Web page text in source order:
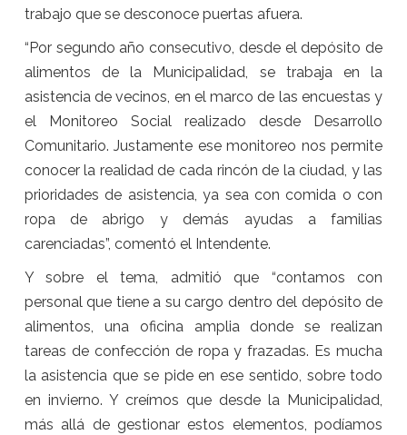
trabajo que se desconoce puertas afuera.
“Por segundo año consecutivo, desde el depósito de
alimentos de la Municipalidad, se trabaja en la
asistencia de vecinos, en el marco de las encuestas y
el Monitoreo Social realizado desde Desarrollo
Comunitario. Justamente ese monitoreo nos permite
conocer la realidad de cada rincón de la ciudad, y las
prioridades de asistencia, ya sea con comida o con
ropa de abrigo y demás ayudas a familias
carenciadas”, comentó el Intendente.
Y sobre el tema, admitió que “contamos con
personal que tiene a su cargo dentro del depósito de
alimentos, una oficina amplia donde se realizan
tareas de confección de ropa y frazadas. Es mucha
la asistencia que se pide en ese sentido, sobre todo
en invierno. Y creímos que desde la Municipalidad,
más allá de gestionar estos elementos, podíamos